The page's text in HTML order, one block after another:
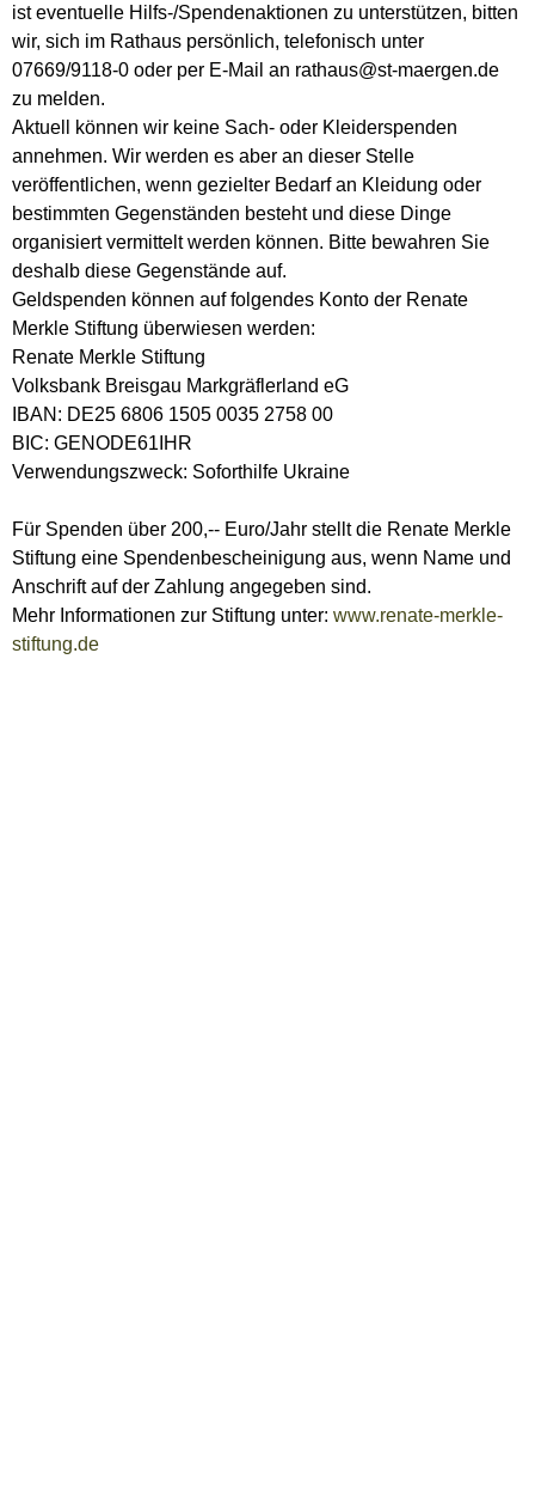
ist eventuelle Hilfs-/Spendenaktionen zu unterstützen, bitten
wir, sich im Rathaus persönlich, telefonisch unter
07669/9118-0 oder per E-Mail an rathaus@st-maergen.de
zu melden.
Aktuell können wir keine Sach- oder Kleiderspenden
annehmen. Wir werden es aber an dieser Stelle
veröffentlichen, wenn gezielter Bedarf an Kleidung oder
bestimmten Gegenständen besteht und diese Dinge
organisiert vermittelt werden können. Bitte bewahren Sie
deshalb diese Gegenstände auf.
Geldspenden können auf folgendes Konto der Renate
Merkle Stiftung überwiesen werden:
Renate Merkle Stiftung
Volksbank Breisgau Markgräflerland eG
IBAN: DE25 6806 1505 0035 2758 00
BIC: GENODE61IHR
Verwendungszweck: Soforthilfe Ukraine
Für Spenden über 200,-- Euro/Jahr stellt die Renate Merkle
Stiftung eine Spendenbescheinigung aus, wenn Name und
Anschrift auf der Zahlung angegeben sind.
Mehr Informationen zur Stiftung unter: www.renate-merkle-
stiftung.de